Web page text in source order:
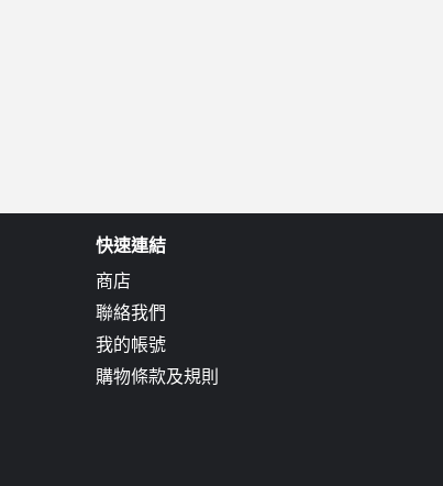
快速連結
商店
聯絡我們
我的帳號
購物條款及規則